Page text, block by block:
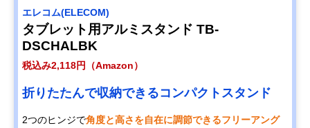
エレコム(ELECOM)
タブレット用アルミスタンド TB-
DSCHALBK
税込み2,118円（Amazon）
折りたたんで収納できるコンパクトスタンド
2つのヒンジで角度と高さを自在に調節できるフリーアング